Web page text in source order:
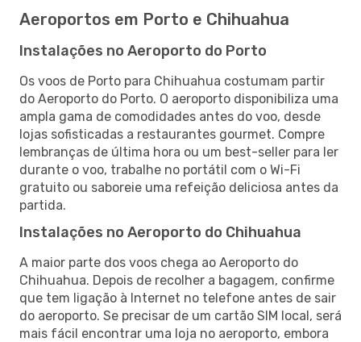
Aeroportos em Porto e Chihuahua
Instalações no Aeroporto do Porto
Os voos de Porto para Chihuahua costumam partir
do Aeroporto do Porto. O aeroporto disponibiliza uma
ampla gama de comodidades antes do voo, desde
lojas sofisticadas a restaurantes gourmet. Compre
lembranças de última hora ou um best-seller para ler
durante o voo, trabalhe no portátil com o Wi-Fi
gratuito ou saboreie uma refeição deliciosa antes da
partida.
Instalações no Aeroporto do Chihuahua
A maior parte dos voos chega ao Aeroporto do
Chihuahua. Depois de recolher a bagagem, confirme
que tem ligação à Internet no telefone antes de sair
do aeroporto. Se precisar de um cartão SIM local, será
mais fácil encontrar uma loja no aeroporto, embora